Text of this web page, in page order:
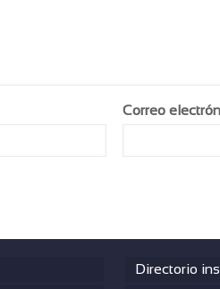
Correo
Directorio